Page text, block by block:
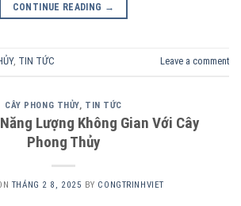
CONTINUE READING →
, TIN TỨC Leave a comment
CÂY PHONG THỦY, TIN TỨC
Lượng Không Gian Với Cây
Phong Thủy
THÁNG 2 8, 2025 BY CONGTRINHVIET